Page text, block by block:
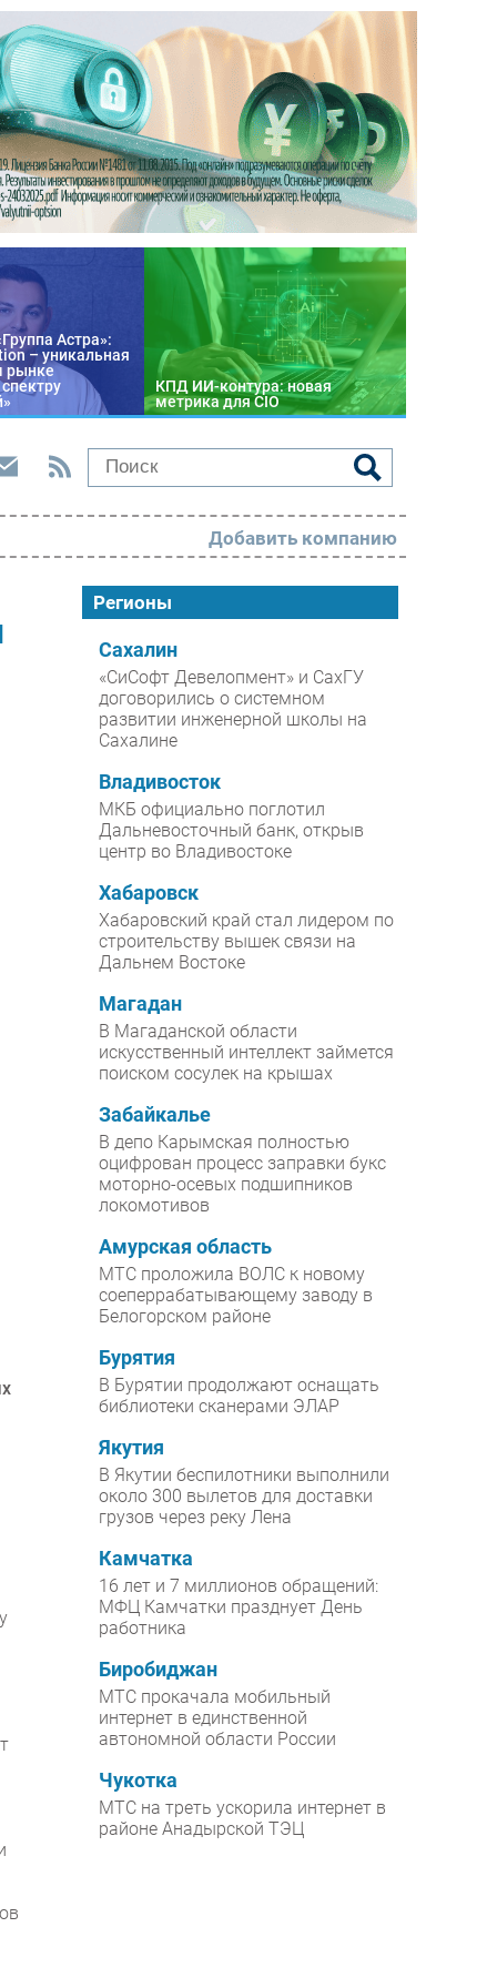
Астра»:
– уникальная
рынке
КПД ИИ-контура: новая
метрика для CIO
РАЗДЕЛЫ
Новости
Аналитика
Интервью
Проекты
IT класс
Каталог компаний
Добавить компанию
Регионы
Сахалин
«СиСофт Девелопмент» и СахГУ
договорились о системном
развитии инженерной школы на
Сахалине
Владивосток
МКБ официально поглотил
Дальневосточный банк, открыв
центр во Владивостоке
Хабаровск
Хабаровский край стал лидером по
строительству вышек связи на
Дальнем Востоке
Магадан
В Магаданской области
искусственный интеллект займется
поиском сосулек на крышах
Забайкалье
В депо Карымская полностью
оцифрован процесс заправки букс
моторно-осевых подшипников
локомотивов
Амурская область
МТС проложила ВОЛС к новому
соеперрабатывающему заводу в
Белогорском районе
Бурятия
В Бурятии продолжают оснащать
библиотеки сканерами ЭЛАР
Якутия
В Якутии беспилотники выполнили
около 300 вылетов для доставки
грузов через реку Лена
Камчатка
16 лет и 7 миллионов обращений:
МФЦ Камчатки празднует День
работника
Биробиджан
МТС прокачала мобильный
интернет в единственной
автономной области России
Чукотка
МТС на треть ускорила интернет в
районе Анадырской ТЭЦ